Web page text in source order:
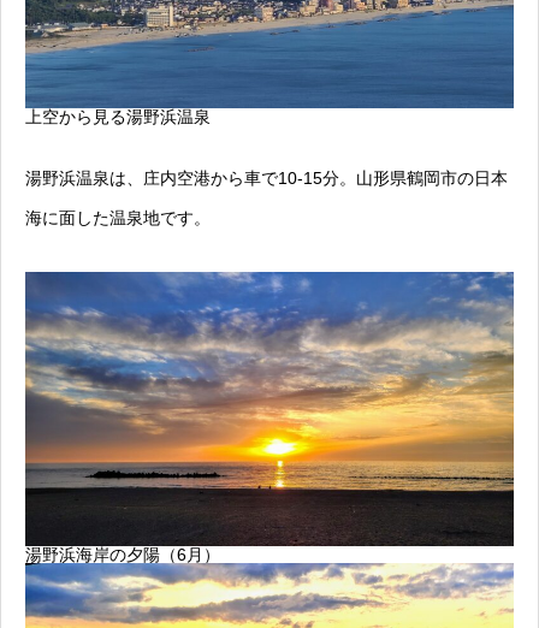
上空から見る湯野浜温泉
湯野浜温泉は、庄内空港から車で10-15分。山形県鶴岡市の日本
海に面した温泉地です。
湯野浜海岸の夕陽（6月）